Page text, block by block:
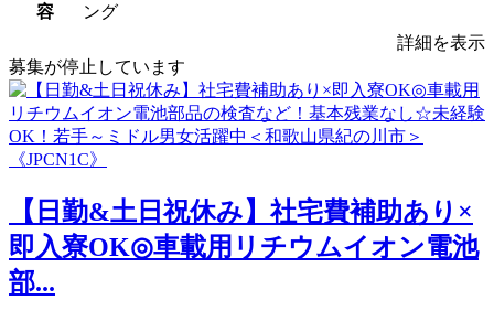
容
ング
詳細を表示
募集が停止しています
【日勤&土日祝休み】社宅費補助あり×
即入寮OK◎車載用リチウムイオン電池
部...